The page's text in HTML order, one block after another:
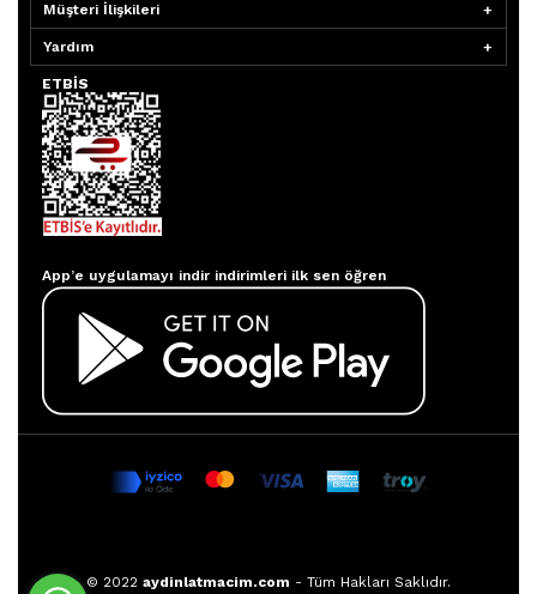
Müşteri İlişkileri
Yardım
ETBİS
App’e uygulamayı indir indirimleri ilk sen öğren
© 2022 aydinlatmacim.com - Tüm Hakları Saklıdır.